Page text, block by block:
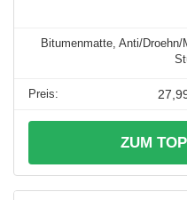
Bitumenmatte, Anti/
ZUM